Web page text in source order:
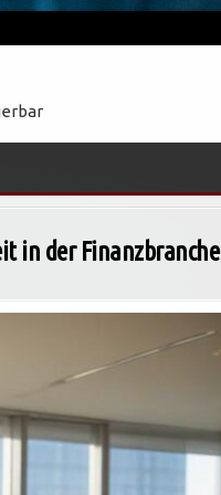
in der Finanzbranche